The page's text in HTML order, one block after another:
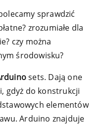
sprawdzić
zrozumiałe dla
czy można
środowisku?
sets. Dają one
gdyż do konstrukcji
elementów
Arduino znajduje